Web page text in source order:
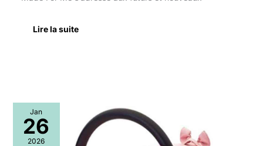
Lire la suite
Jan
26
2026
Test
:
trotteur
Wheely